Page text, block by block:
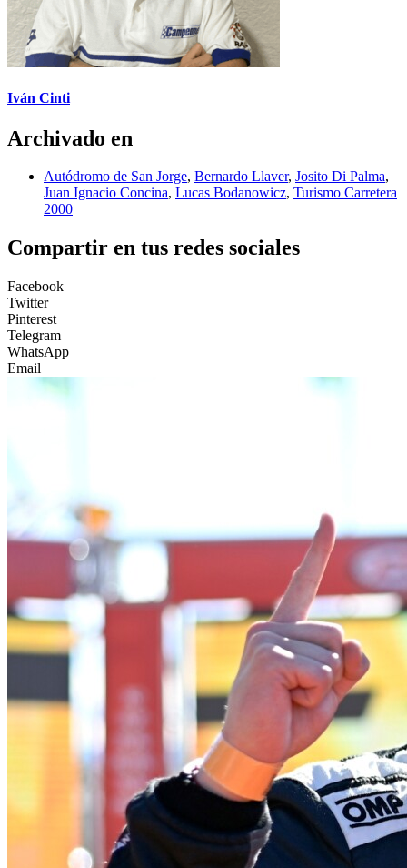
Iván Cinti
Archivado en
Autódromo de San Jorge, Bernardo Llaver, Josito Di Palma,
Juan Ignacio Concina, Lucas Bodanowicz, Turismo Carretera
2000
Compartir en tus redes sociales
Facebook
Twitter
Pinterest
Telegram
WhatsApp
Email